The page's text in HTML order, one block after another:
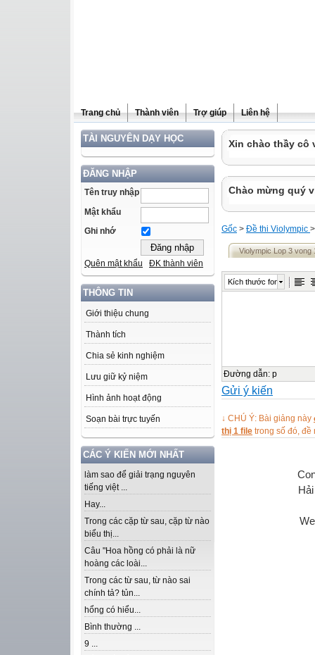
Trang chủ Thành viên Trợ giúp Liên hệ
TÀI NGUYÊN DẠY HỌC
ĐĂNG NHẬP
Tên truy nhập
Mật khẩu
Ghi nhớ
Quên mật khẩu ĐK thành viên
THÔNG TIN
Giới thiệu chung
Thành tích
Chia sẻ kinh nghiệm
Lưu giữ kỷ niệm
Hình ảnh hoạt động
Soạn bài trực tuyến
CÁC Ý KIẾN MỚI NHẤT
làm sao để giải trạng nguyên
tiếng việt ...
Hay...
Trong các cặp từ sau, cặp từ nào
biểu thị...
Câu "Hoa hồng có phải là nữ
hoàng các loài...
Trong các từ sau, từ nào sai
chính tả? tủn...
hổng có hiểu...
Bình thường ...
9 ...
Xin chào thầy cô
Chào mừng quý
Gốc > Đề thi Violympic
Violympic Lop 3 vong
Kích thước font
Đường dẫn: p
Gửi ý kiến
↓ CHÚ Ý: Bài giảng này
thị 1 file trong số đó, đề